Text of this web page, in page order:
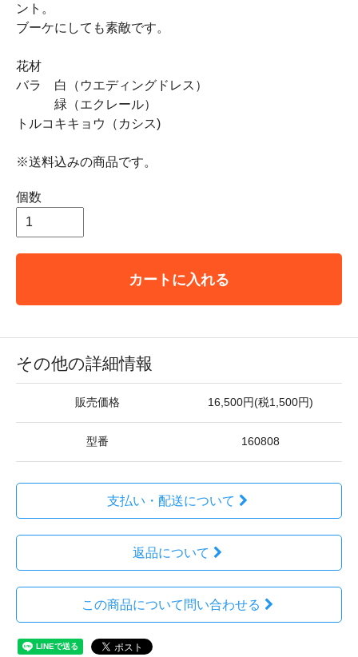
ント。
ブーケにしても素敵です。
花材
バラ 白（ウエディングドレス）
緑（エクレール）
トルコキキョウ（カシス)
※送料込みの商品です。
個数
カートに入れる
その他の詳細情報
販売価格 16,500円(税1,500円)
型番 160808
支払い・配送について
返品について
この商品について問い合わせる